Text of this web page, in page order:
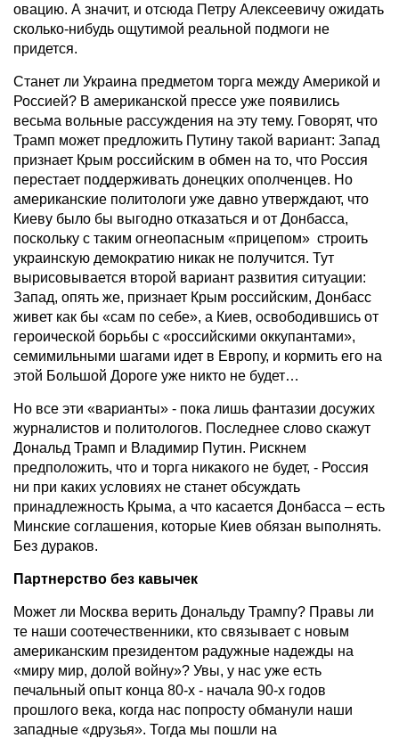
овацию. А значит, и отсюда Петру Алексеевичу ожидать
сколько-нибудь ощутимой реальной подмоги не
придется.
Станет ли Украина предметом торга между Америкой и
Россией? В американской прессе уже появились
весьма вольные рассуждения на эту тему. Говорят, что
Трамп может предложить Путину такой вариант: Запад
признает Крым российским в обмен на то, что Россия
перестает поддерживать донецких ополченцев. Но
американские политологи уже давно утверждают, что
Киеву было бы выгодно отказаться и от Донбасса,
поскольку с таким огнеопасным «прицепом» строить
украинскую демократию никак не получится. Тут
вырисовывается второй вариант развития ситуации:
Запад, опять же, признает Крым российским, Донбасс
живет как бы «сам по себе», а Киев, освободившись от
героической борьбы с «российскими оккупантами»,
семимильными шагами идет в Европу, и кормить его на
этой Большой Дороге уже никто не будет…
Но все эти «варианты» - пока лишь фантазии досужих
журналистов и политологов. Последнее слово скажут
Дональд Трамп и Владимир Путин. Рискнем
предположить, что и торга никакого не будет, - Россия
ни при каких условиях не станет обсуждать
принадлежность Крыма, а что касается Донбасса – есть
Минские соглашения, которые Киев обязан выполнять.
Без дураков.
Партнерство без кавычек
Может ли Москва верить Дональду Трампу? Правы ли
те наши соотечественники, кто связывает с новым
американским президентом радужные надежды на
«миру мир, долой войну»? Увы, у нас уже есть
печальный опыт конца 80-х - начала 90-х годов
прошлого века, когда нас попросту обманули наши
западные «друзья». Тогда мы пошли на